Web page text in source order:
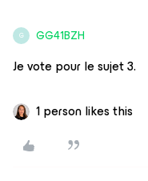
G GG41BZH
Je vote pour le sujet 3.
1 person likes this